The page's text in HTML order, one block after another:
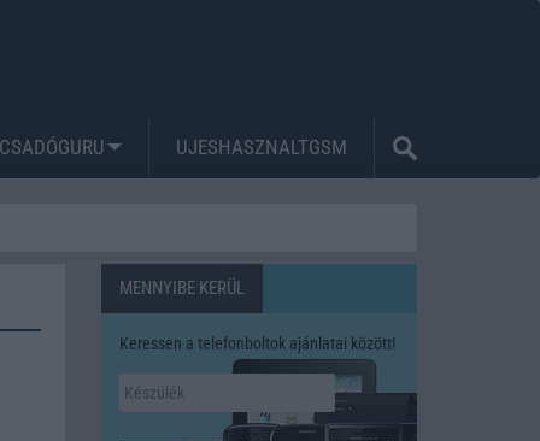
UJESHASZNALTGSM
MENNYIBE KERÜL
Keressen a telefonboltok ajánlatai között!